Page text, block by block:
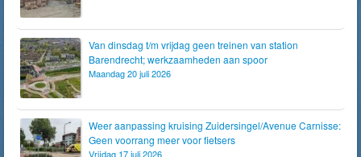
Van dinsdag t/m vrijdag geen treinen van station
Barendrecht; werkzaamheden aan spoor
Maandag 20 juli 2026
Weer aanpassing kruising Zuidersingel/Avenue Carnisse:
Geen voorrang meer voor fietsers
Vrijdag 17 juli 2026